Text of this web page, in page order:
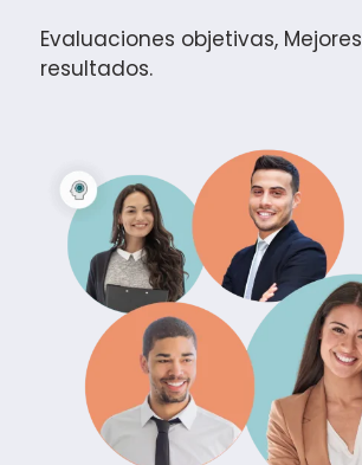
Evaluaciones objetivas, Mejores
resultados.